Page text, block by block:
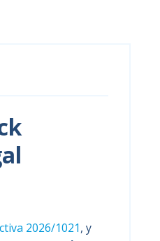
2026/1021, y